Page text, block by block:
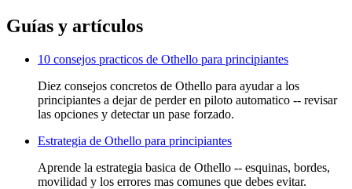
Guías y artículos
10 consejos practicos de Othello para principiantes
Diez consejos concretos de Othello para ayudar a los
principiantes a dejar de perder en piloto automatico -- revisar
las opciones y detectar un pase forzado.
Estrategia de Othello para principiantes
Aprende la estrategia basica de Othello -- esquinas, bordes,
movilidad y los errores mas comunes que debes evitar.